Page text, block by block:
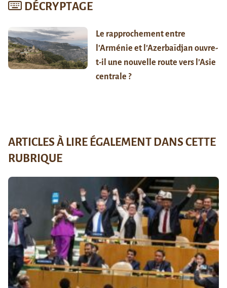
DÉCRYPTAGE
Le rapprochement entre
l’Arménie et l’Azerbaïdjan ouvre-
t-il une nouvelle route vers l’Asie
centrale ?
ARTICLES À LIRE ÉGALEMENT DANS CETTE
RUBRIQUE